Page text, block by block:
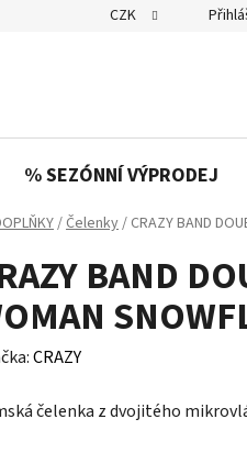
CZK
% SEZÓNNÍ VÝPRODEJ
/Čelenky/ CRAZY BAND
BAND
CRAZY
čelenka z dvojitého